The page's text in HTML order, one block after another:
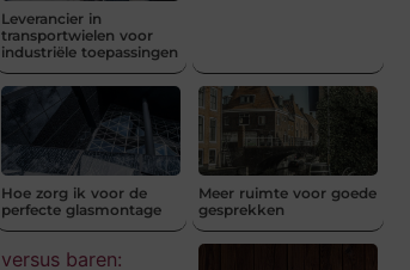
Leverancier in
transportwielen voor
industriële toepassingen
Hoe zorg ik voor de
perfecte glasmontage
Meer ruimte voor goede
gesprekken